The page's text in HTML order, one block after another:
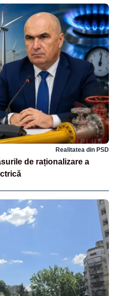
Realitatea din PSD
de raționalizare a